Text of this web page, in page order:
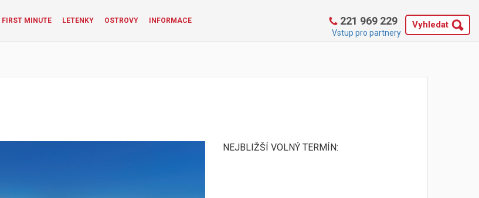
FIRST MINUTE LETENKY OSTROVY INFORMACE 221 969 229 Vyhledat
Vstup pro partnery
NEJBLIŽŠÍ VOLNÝ TERMÍN: